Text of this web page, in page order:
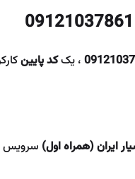
، یککد پایین
ایران (همراه اول)